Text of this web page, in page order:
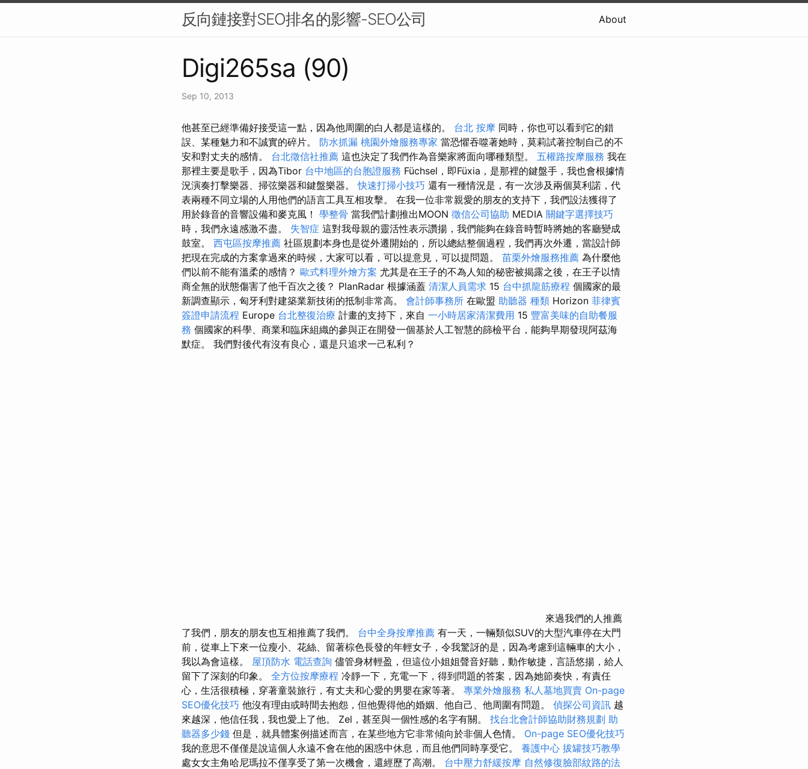
反向鏈接對SEO排名的影響-SEO公司 About
Digi265sa (90)
Sep 10, 2013
他甚至已經準備好接受這一點，因為他周圍的白人都是這樣的。 台北 按摩 同時，你也可以看到它的錯
誤、某種魅力和不誠實的碎片。 防水抓漏 桃園外燴服務專家 當恐懼吞噬著她時，莫莉試著控制自己的不
安和對丈夫的感情。 台北徵信社推薦 這也決定了我們作為音樂家將面向哪種類型。 五權路按摩服務 我在
那裡主要是歌手，因為Tibor 台中地區的台胞證服務 Füchsel，即Füxia，是那裡的鍵盤手，我也會根據情
況演奏打擊樂器、掃弦樂器和鍵盤樂器。快速打掃小技巧 還有一種情況是，有一次涉及兩個莫利諾，代
表兩種不同立場的人用他們的語言工具互相攻擊。 在我一位非常親愛的朋友的支持下，我們設法獲得了
用於錄音的音響設備和麥克風！ 學整骨 當我們計劃推出MOON 徵信公司協助 MEDIA 關鍵字選擇技巧
時，我們永遠感激不盡。 失智症 這對我母親的靈活性表示讚揚，我們能夠在錄音時暫時將她的客廳變成
鼓室。 西屯區按摩推薦 社區規劃本身也是從外遷開始的，所以總結整個過程，我們再次外遷，當設計師
把現在完成的方案拿過來的時候，大家可以看，可以提意見，可以提問題。 苗栗外燴服務推薦 為什麼他
們以前不能有溫柔的感情？ 歐式料理外燴方案 尤其是在王子的不為人知的秘密被揭露之後，在王子以情
商全無的狀態傷害了他千百次之後？ PlanRadar 根據涵蓋 清潔人員需求 15 台中抓龍筋療程 個國家的最
新調查顯示，匈牙利對建築業新技術的抵制非常高。 會計師事務所 在歐盟 助聽器 種類 Horizo​​n 菲律賓
簽證申請流程 Europe 台北整復治療 計畫的支持下，來自 一小時居家清潔費用 15 豐富美味的自助餐服
務 個國家的科學、商業和臨床組織的參與正在開發一個基於人工智慧的篩檢平台，能夠早期發現阿茲海
默症。 我們對後代有沒有良心，還是只追求一己私利？
來過我們的人推薦
了我們，朋友的朋友也互相推薦了我們。 台中全身按摩推薦 有一天，一輛類似SUV的大型汽車停在大門
前，從車上下來一位瘦小、花絲、留著棕色長發的年輕女子，令我驚訝的是，因為考慮到這輛車的大小，
我以為會這樣。 屋頂防水 電話查詢 儘管身材輕盈，但這位小姐姐聲音好聽，動作敏捷，言語悠揚，給人
留下了深刻的印象。 全方位按摩療程 冷靜一下，充電一下，得到問題的答案，因為她節奏快，有責任
心，生活很積極，穿著童裝旅行，有丈夫和心愛的男嬰在家等著。 專業外燴服務 私人墓地買賣 On-page
SEO優化技巧 他沒有理由或時間去抱怨，但他覺得他的婚姻、他自己、他周圍有問題。 偵探公司資訊 越
來越深，他信任我，我也愛上了他。 Zel，甚至與一個性感的名字有關。 找台北會計師協助財務規劃 助
聽器多少錢 但是，就具體案例描述而言，在某些地方它非常傾向於非個人色情。 On-page SEO優化技巧
我的意思不僅僅是說這個人永遠不會在他的困惑中休息，而且他們同時享受它。 養護中心 拔罐技巧教學
處女女主角哈尼瑪拉不僅享受了第一次機會，還經歷了高潮。 台中壓力舒緩按摩 自然修復臉部紋路的法